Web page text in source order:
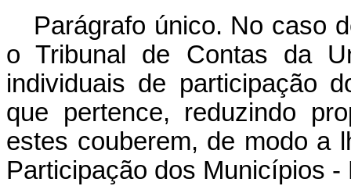
Parágrafo único. No caso
o Tribunal de Contas da
individuais de participação
que pertence, reduzindo
estes couberem, de modo a
Participação dos Municípios -